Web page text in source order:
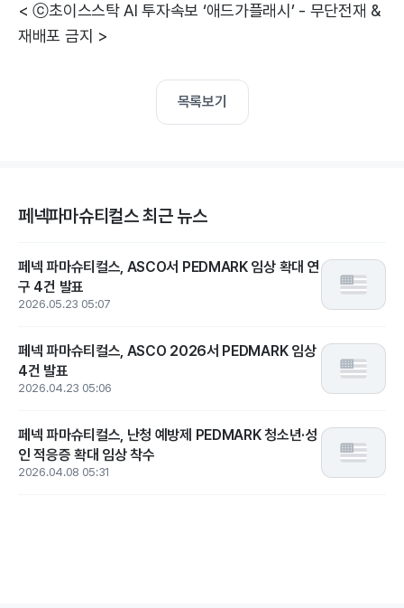
< ⓒ초이스스탁 AI 투자속보 ‘애드가플래시’ - 무단전재 &
재배포 금지 >
목록보기
페넥파마슈티컬스 최근 뉴스
페넥 파마슈티컬스, ASCO서 PEDMARK 임상 확대 연
구 4건 발표
2026.05.23 05:07
페넥 파마슈티컬스, ASCO 2026서 PEDMARK 임상
4건 발표
2026.04.23 05:06
페넥 파마슈티컬스, 난청 예방제 PEDMARK 청소년·성
인 적응증 확대 임상 착수
2026.04.08 05:31